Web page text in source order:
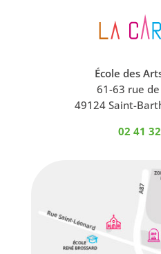
École des
61-63 rue
49124 Saint-
02 41